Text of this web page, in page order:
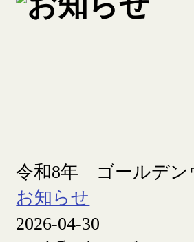
令和8年 ゴールデン
お知らせ
2026-04-30